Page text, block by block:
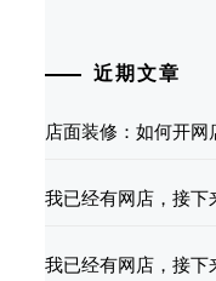
近期文章
店面装修：如何开网
我已经有网店，接下
我已经有网店，接下